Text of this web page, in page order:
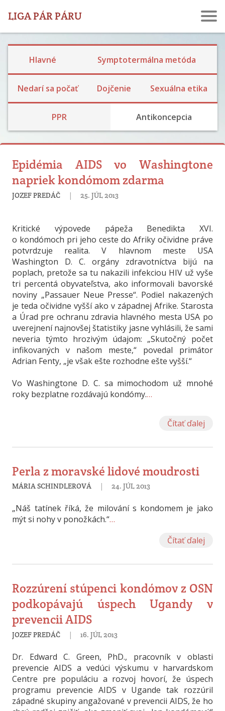
LIGA PÁR PÁRU
Hlavné Symptotermálna metóda
Nedarí sa počať Dojčenie Sexuálna etika
PPR Antikoncepcia
Epidémia AIDS vo Washingtone
napriek kondómom zdarma
JOZEF PREDÁČ |25. JÚL 2013
Kritické výpovede pápeža Benedikta XVI.
o kondómoch pri jeho ceste do Afriky očividne práve
potvrdzuje realita. V hlavnom meste USA
Washington D. C. orgány zdravotníctva bijú na
poplach, pretože sa tu nakazili infekciou HIV už vyše
tri percentá obyvateľstva, ako informovali bavorské
noviny „Passauer Neue Presse“. Podiel nakazených
je teda očividne vyšší ako v západnej Afrike. Starosta
a Úrad pre ochranu zdravia hlavného mesta USA po
uverejnení najnovšej štatistiky jasne vyhlásili, že sami
neveria týmto hrozivým údajom: „Skutočný počet
infikovaných v našom meste,“ povedal primátor
Adrian Fenty, „je však ešte rozhodne ešte vyšší.“
Vo Washingtone D. C. sa mimochodom už mnohé
roky bezplatne rozdávajú kondómy.…
Čítať ďalej
Perla z moravské lidové moudrosti
MÁRIA SCHINDLEROVÁ |24. JÚL 2013
„Náš tatínek říká, že milování s kondomem je jako
mýt si nohy v ponožkách.“…
Čítať ďalej
Rozzúrení stúpenci kondómov z OSN
podkopávajú úspech Ugandy v
prevencii AIDS
JOZEF PREDÁČ |16. JÚL 2013
Dr. Edward C. Green, PhD., pracovník v oblasti
prevencie AIDS a vedúci výskumu v harvardskom
Centre pre populáciu a rozvoj hovorí, že úspech
programu prevencie AIDS v Ugande tak rozzúril
západné skupiny angažované v prevencii AIDS, že ho